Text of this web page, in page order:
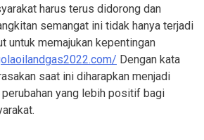
harus terus didorong dan
semangat ini tidak hanya terjadi
untuk memajukan kepentingan
Dengan kata
saat ini diharapkan menjadi
perubahan yang lebih positif bagi